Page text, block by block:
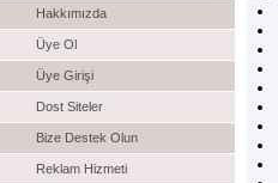
Hakkımızda
Üye Ol
Üye Girişi
Dost Siteler
Bize Destek Olun
Reklam Hizmeti